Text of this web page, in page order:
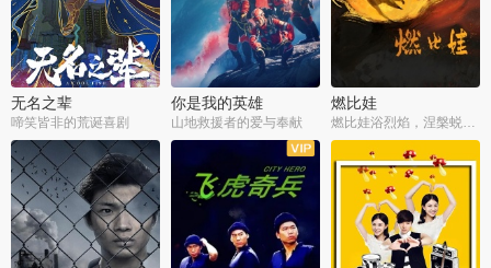
无名之辈
啼笑皆非的荒诞喜剧
你是我的英雄
山地救援者的爱与奉献
燃比娃
燃比娃浴烈焰，涅槃蜕变成人